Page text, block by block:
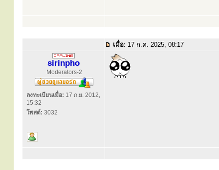
เมื่อ: 17 ก.ค. 2025, 08:17
sirinpho
Moderators-2
ลงทะเบียนเมื่อ: 17 ก.ย. 2012,
15:32
โพสต์: 3032